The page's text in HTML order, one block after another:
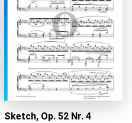
Sketch, Op. 52 Nr. 4